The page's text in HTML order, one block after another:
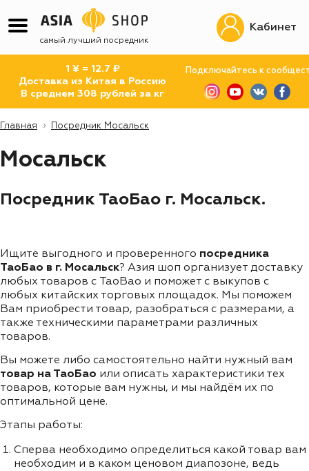
самый лучший посредник
1 ¥ = 12.7 ₽
Доставка из Китая в Россию
В среднем 308 рублей за кг
Подключайтесь к
Кабинет
Главная Посредник Мосальск
Мосальск
Посредник ТаоБао г. Мосальск.
Ищите выгодного и проверенного посредника
ТаоБао в г. Мосальск? Азия шоп организует доставку
любых товаров с TaoBao и поможет с выкупов с
любых китайских торговых площадок. Мы поможем
Вам приобрести товар, разобраться с размерами, а
также техническими параметрами различных
товаров.
Вы можете либо самостоятельно найти нужный вам
товар на ТаоБао или описать характеристики тех
товаров, которые вам нужны, и мы найдём их по
оптимальной цене.
Этапы работы:
Сперва необходимо определиться какой товар вам
необходим и в каком ценовом диапозоне, ведь